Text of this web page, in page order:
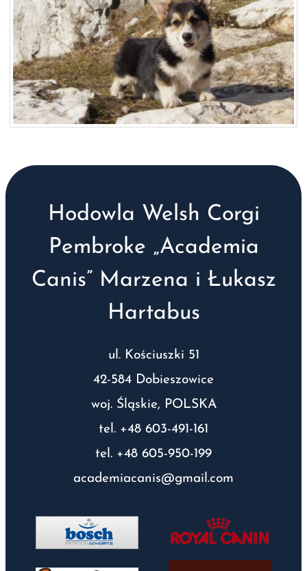
Hodowla Welsh Corgi
Pembroke „Academia
Canis” Marzena i Łukasz
Hartabus
ul. Kościuszki 51
42-584 Dobieszowice
woj. Śląskie, POLSKA
tel. +48 603-491-161
tel. +48 605-950-199
academiacanis@gmail.com